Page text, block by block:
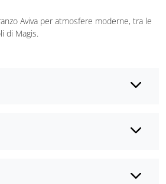
Aviva per atmosfere moderne, tra le
di Magis.